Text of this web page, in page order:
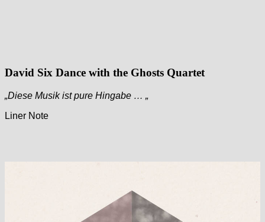
David Six Dance with the Ghosts Quartet
„Diese Musik ist pure Hingabe … „
Liner Note